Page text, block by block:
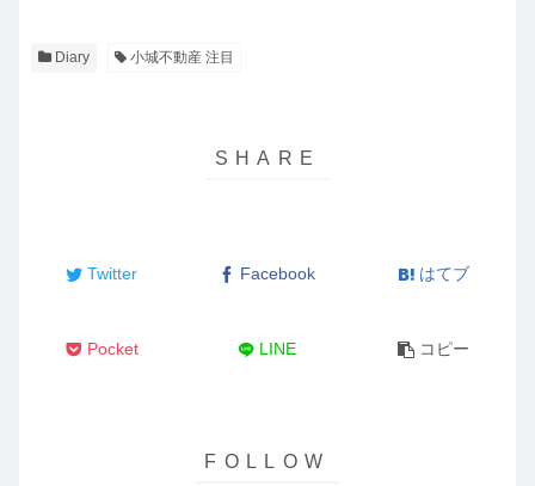
Diary 小城不動産 注目
Twitter Facebook はてブ
Pocket LINE コピー